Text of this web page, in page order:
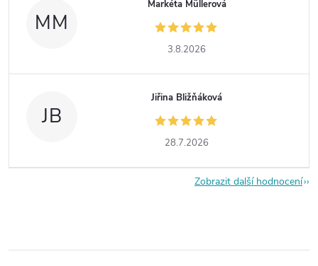
MM
Markéta Müllerová
3.8.2026
JB
Jiřina Bližňáková
28.7.2026
Zobrazit další hodnocení